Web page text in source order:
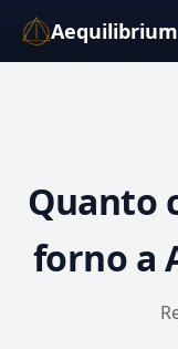
Aequilibrium
Quanto
forno a